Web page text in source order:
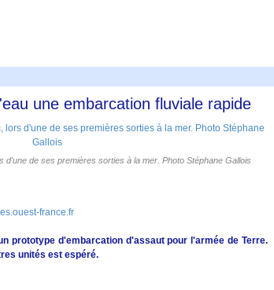
une embarcation fluviale rapide
d'une de ses premières sorties à la mer. Photo Stéphane Gallois
france.fr
prototype d'embarcation d'assaut pour l'armée de Terre.
unités est espéré.